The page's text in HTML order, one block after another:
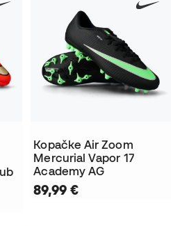
Kopačke Air Zoom
Mercurial Vapor 17
Academy AG
89,99 €